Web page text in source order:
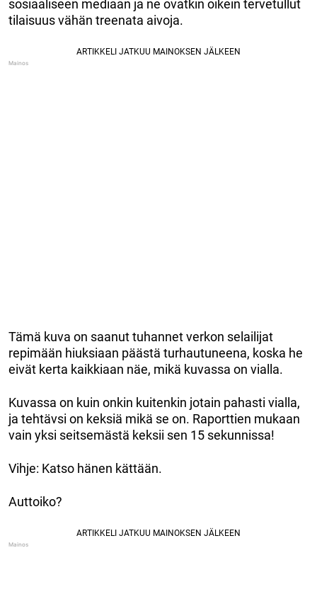
sosiaaliseen mediaan ja ne ovatkin oikein tervetullut
tilaisuus vähän treenata aivoja.
Tämä kuva on saanut tuhannet verkon selailijat
repimään hiuksiaan päästä turhautuneena, koska he
eivät kerta kaikkiaan näe, mikä kuvassa on vialla.
Kuvassa on kuin onkin kuitenkin jotain pahasti vialla,
ja tehtävsi on keksiä mikä se on. Raporttien mukaan
vain yksi seitsemästä keksii sen 15 sekunnissa!
Vihje: Katso hänen kättään.
Auttoiko?